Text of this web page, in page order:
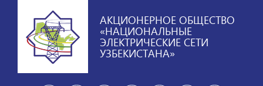
АКЦИОНЕРНОЕ ОБЩЕСТВО
«НАЦИОНАЛЬНЫЕ
ЭЛЕКТРИЧЕСКИЕ СЕТИ
УЗБЕКИСТАНА»